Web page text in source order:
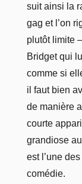
suit ainsi la
gag et l’on
plutôt limite
Bridget qui
comme si
il faut bien
de manière
courte
grandiose
est l’une
comédie.